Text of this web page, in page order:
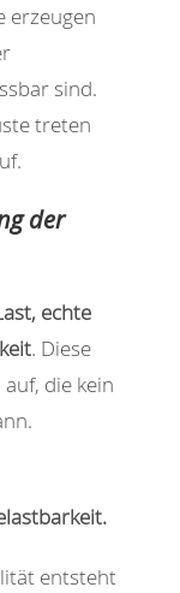
erzeugen
sind.
treten
der
echte
. Diese
die kein
entsteht